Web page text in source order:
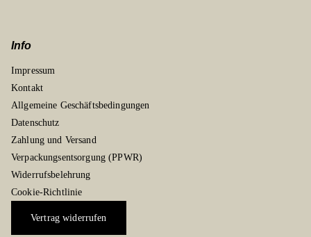
Info
Impressum
Kontakt
Allgemeine Geschäftsbedingungen
Datenschutz
Zahlung und Versand
Verpackungsentsorgung (PPWR)
Widerrufsbelehrung
Cookie-Richtlinie
Vertrag widerrufen